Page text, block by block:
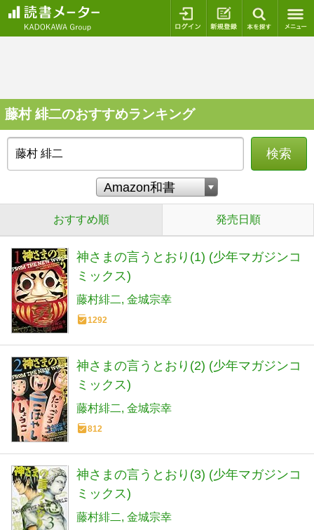
ログイン 新規登録
藤村 緋二のおすすめランキング
検索
おすすめ順 発売日順
神さまの言うとおり(1) (少年マガジンコ
ミックス)
藤村緋二 金城宗幸
1292
神さまの言うとおり(2) (少年マガジンコ
ミックス)
藤村緋二 金城宗幸
812
神さまの言うとおり(3) (少年マガジンコ
ミックス)
藤村緋二 金城宗幸